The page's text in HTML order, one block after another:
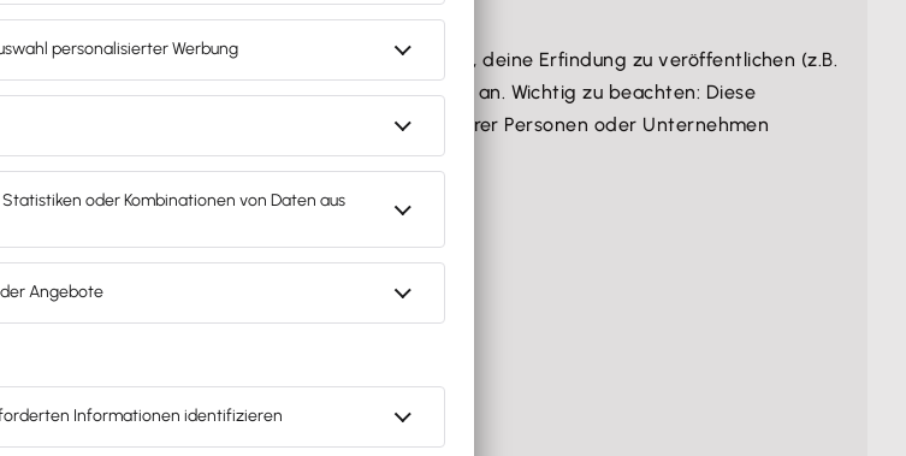
sechsmonatige Neuheitsschonfrist erlaubt es dir, deine Erfindung zu veröffentlichen (z.B.
das Gebrauchsmuster innerhalb dieser Frist an. Wichtig zu beachten: Diese
durch Dritte. Veröffentlichungen anderer Personen oder Unternehmen
der letzten sechs Monate erfolgt sind.